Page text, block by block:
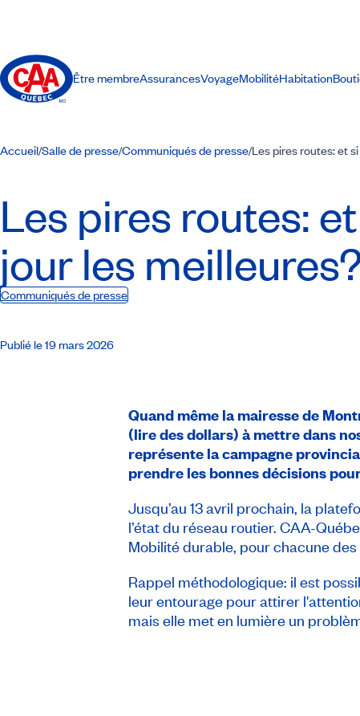
Être membreAssurancesVoyageMobilitéHabitation
Accueil/Salle de presse/Communiqués de presse/Les pires routes: et
Les pires routes:
jour les
Communiqués de presse
Publié le 19 mars 2026
Quand même la mairesse de
(lire des dollars) à mettre dans
représente la campagne
prendre les bonnes décisions
Jusqu’au 13 avril prochain, la
l’état du réseau routier. CAA-
Mobilité durable, pour chacune
Rappel méthodologique: il est
leur entourage pour attirer
mais elle met en lumière un